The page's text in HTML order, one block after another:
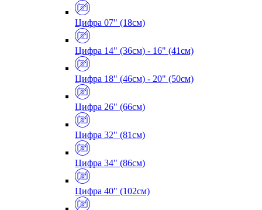
Цифра 07" (18см)
Цифра 14" (36см) - 16" (41см)
Цифра 18" (46см) - 20" (50см)
Цифра 26" (66см)
Цифра 32" (81см)
Цифра 34" (86см)
Цифра 40" (102см)